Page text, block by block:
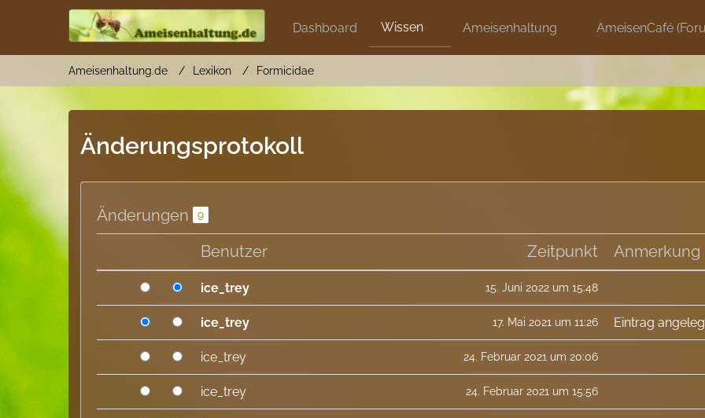
Dashboard Wissen Ameisenhaltung AmeisenCafé
Ameisenhaltung.de Lexikon Formicidae
Änderungsprotokoll
Änderungen 9
Benutzer Zeitpunkt Anmerkung
ice_trey 15. Juni 2022 um 15:48
ice_trey 17. Mai 2021 um 11:26 Eintrag
ice_trey 24. Februar 2021 um 20:06
ice_trey 24. Februar 2021 um 15:56